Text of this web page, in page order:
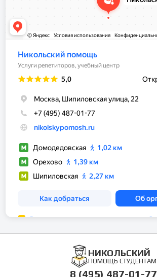
НИКОЛЬСКИЙ
ПОМОЩЬ СТУДЕНТАМ
8 (495) 487-01-77